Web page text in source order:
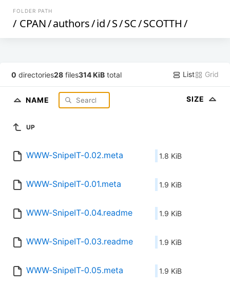
FOLDER PATH
/ CPAN/authors/id/S/SC/SCOTTH/
0 directories28 files314 KiB total List Grid
NAME SIZE
UP
WWW-SnipeIT-0.02.meta 1.8 KiB
WWW-SnipeIT-0.01.meta 1.9 KiB
WWW-SnipeIT-0.04.readme 1.9 KiB
WWW-SnipeIT-0.03.readme 1.9 KiB
WWW-SnipeIT-0.05.meta 1.9 KiB